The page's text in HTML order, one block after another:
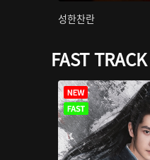
성한찬란
FAST